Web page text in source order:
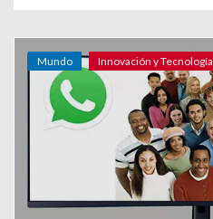
Mundo Innovación y Tecnología